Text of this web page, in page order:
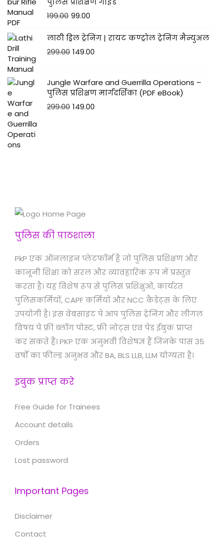
199.00 99.00
लाठी ड्रिल ट्रेनिंग | रायट कण्ट्रोल ट्रेनिंग मैन्युअल
299.00 149.00
Jungle Warfare and Guerrilla Operations –
पुलिस प्रशिक्षण मार्गदर्शिका (PDF eBook)
299.00 149.00
पुलिस की पाठशाला
PkP एक ऑनलाइन प्लेटफॉर्म है जो पुलिस प्रशिक्षण और
कानूनी शिक्षा को सरल और व्यावहारिक रूप में प्रस्तुत
करता है। यह विशेष रूप से पुलिस प्रशिक्षुओं, कार्यरत
पुलिसकर्मियों, CAPF कर्मियों और NCC कैडेट्स के लिए
उपयोगी है। इस वेबसाइट पे आप पुलिस ट्रेनिंग और लीगल
विषय पे फ्री ब्लॉग पोस्ट, फ्री नोट्स एवं पेड ईबुक प्राप्त
कर सकते हैं। PKP एक अनुभवी विशेषज्ञ हैं जिनके पास 35
वर्षों का फील्ड अनुभव और BA, BLS LLB, LLM योग्यता है।
इबुक प्राप्त करे
Free Guide for Trainees
Account details
Orders
Lost password
Important Pages
Disclaimer
Contact